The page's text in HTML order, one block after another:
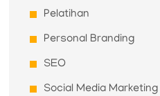
Pelatihan
Personal Branding
SEO
Social Media Marketing